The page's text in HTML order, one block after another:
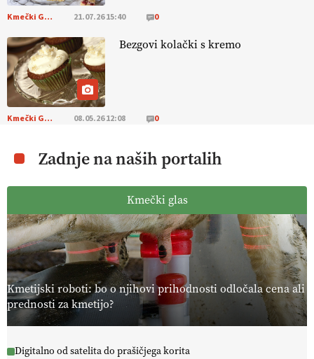
[EKOloško = LOGIČNO ]
Ekološka reja kokoši skrbi za živali
, okolje
in kakovostna jajca . VEČ
https://t.co/PX49GVsP1M
@EUAgri #IMCAP #CAP https://t.co/a1xatzEeid
[EKOloško = LOGIČNO ]
Za bolj zdrava tla, večjo odpornost tal
VEČ
[EKOloško = LOGIČNO ] Ekološka hrana: Resnica ali le dobra reklama?
PRISLUHNITE
@EUAgri #imcap #cap #eco #skp #vlog
https://t.co/yev5PreiJu
09.07.2026
Kmečki Glas 21.07.26 15:40 0
Bezgovi kolački s kremo
Kmečki Glas 08.05.26 12:08 0
Zadnje na naših portalih
Kmečki glas
Kmetijski roboti: bo o njihovi prihodnosti odločala cena ali
prednosti za kmetijo?
Digitalno od satelita do prašičjega korita